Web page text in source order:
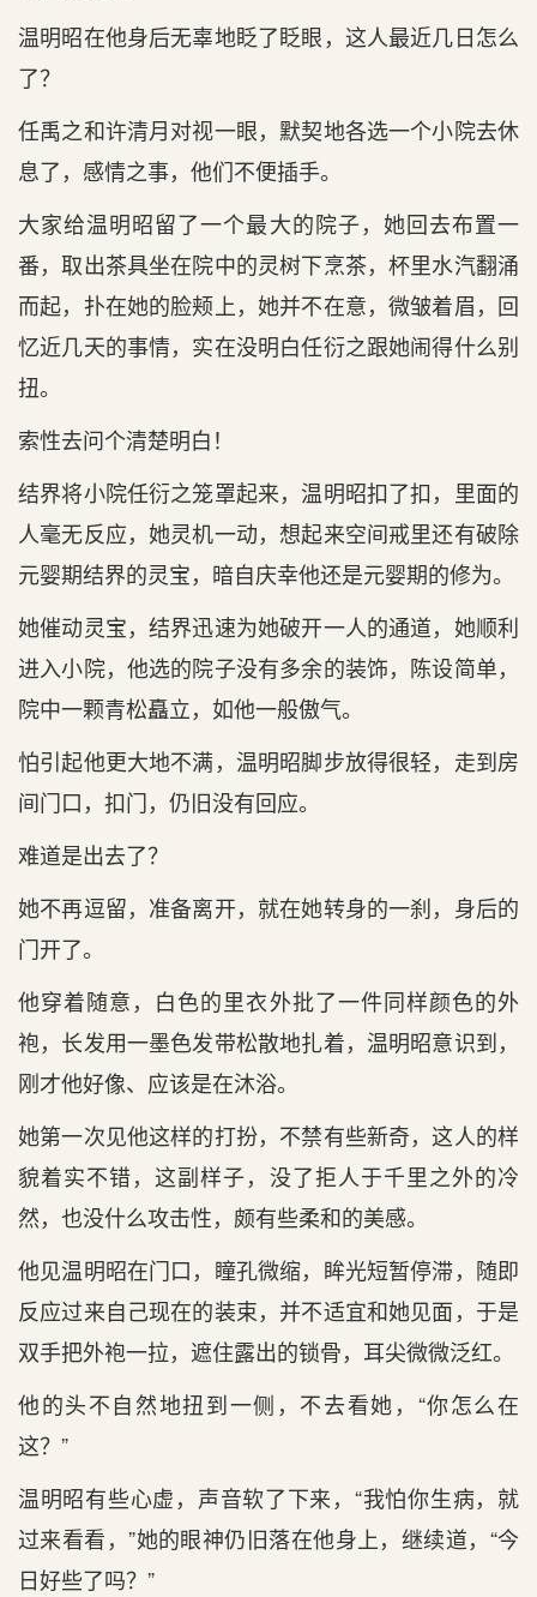
温明昭在他身后无辜地眨了眨眼，这人最近几日怎么
了？
任禹之和许清月对视一眼，默契地各选一个小院去休
息了，感情之事，他们不便插手。
大家给温明昭留了一个最大的院子，她回去布置一
番，取出茶具坐在院中的灵树下烹茶，杯里水汽翻涌
而起，扑在她的脸颊上，她并不在意，微皱着眉，回
忆近几天的事情，实在没明白任衍之跟她闹得什么别
扭。
索性去问个清楚明白！
结界将小院任衍之笼罩起来，温明昭扣了扣，里面的
人毫无反应，她灵机一动，想起来空间戒里还有破除
元婴期结界的灵宝，暗自庆幸他还是元婴期的修为。
她催动灵宝，结界迅速为她破开一人的通道，她顺利
进入小院，他选的院子没有多余的装饰，陈设简单，
院中一颗青松矗立，如他一般傲气。
怕引起他更大地不满，温明昭脚步放得很轻，走到房
间门口，扣门，仍旧没有回应。
难道是出去了？
她不再逗留，准备离开，就在她转身的一刹，身后的
门开了。
他穿着随意，白色的里衣外批了一件同样颜色的外
袍，长发用一墨色发带松散地扎着，温明昭意识到，
刚才他好像、应该是在沐浴。
她第一次见他这样的打扮，不禁有些新奇，这人的样
貌着实不错，这副样子，没了拒人于千里之外的冷
然，也没什么攻击性，颇有些柔和的美感。
他见温明昭在门口，瞳孔微缩，眸光短暂停滞，随即
反应过来自己现在的装束，并不适宜和她见面，于是
双手把外袍一拉，遮住露出的锁骨，耳尖微微泛红。
他的头不自然地扭到一侧，不去看她，“你怎么在
这？”
温明昭有些心虚，声音软了下来，“我怕你生病，就
过来看看，”她的眼神仍旧落在他身上，继续道，“今
日好些了吗？”